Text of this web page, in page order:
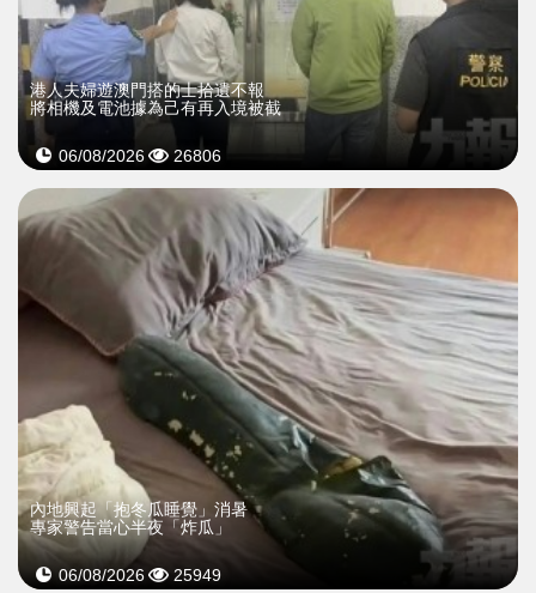
​港人夫婦遊澳門搭的士拾遺不報
將相機及電池據為己有再入境被截
06/08/2026 26806
內地興起「抱冬瓜睡覺」消暑
專家警告當心半夜「炸瓜」
06/08/2026 25949